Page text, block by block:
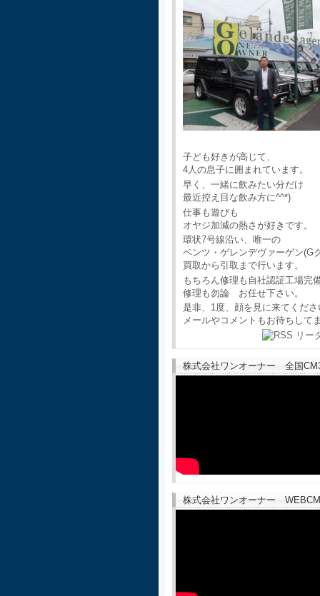
子ども好きが高じて、
4人の息子に囲まれています。
早く、一緒に飲みたい分だけ
最近控え目な飲み方に^^*)
仕事も遊びも
オヤジ加減の熱さが好きです。
環状7号線沿い、唯一の
ベンツ・ゲレンデヴァーゲン(G
買取から引取まで行います。
もちろん修理も自社認証工場完
修理も勿論 お任せ下さい。
是非、1度、顔を見に来てくださ
メールやコメントもお待ちして
株式会社ワンオーナー 全国
株式会社ワンオーナー